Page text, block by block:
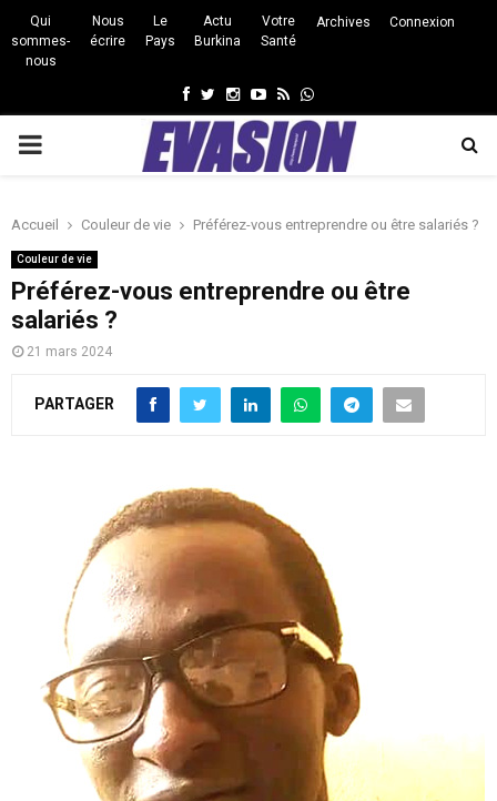
Qui
sommes-
nous
Nous
écrire
Le
Pays
Actu
Burkina
Votre
Santé
Archives Connexion
Facebook
Twitter
Instagram
Youtube
RssWhatsapp
PRIMARY
Accueil Couleur de vie Préférez-vous entreprendre ou être salariés ?
Couleur de vie
Préférez-vous entreprendre ou être
salariés ?
21 mars 2024
PARTAGER